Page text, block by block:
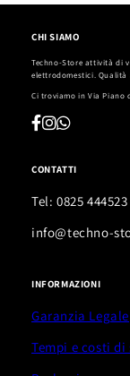
CHI SIAMO
Techno-Store attività di
elettrodomestici. Qualità
Ci troviamo in Via Piano
CONTATTI
Tel: 0825 444523
info@techno-
INFORMAZIONI
Garanzia Legale
Tempi e costi di